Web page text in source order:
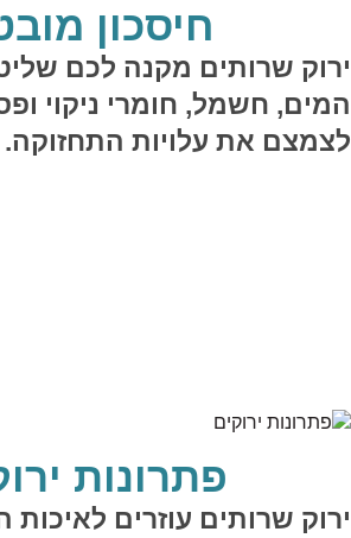
חיסכון
ירוק שרותים מקנה לכם
המים, חשמל, חומרי ניקוי
לצמצם את עלויות התחזוקה.
פתרונות
ירוק שרותים עוזרים לאיכות